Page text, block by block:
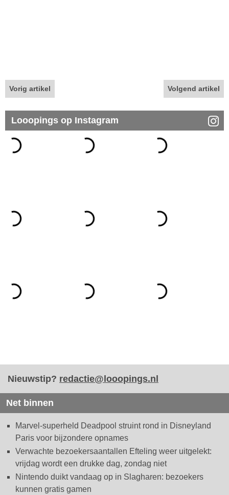
Vorig artikel Volgend artikel
Looopings op Instagram
Nieuwstip? redactie@looopings.nl
Net binnen
Marvel-superheld Deadpool struint rond in Disneyland
Paris voor bijzondere opnames
Verwachte bezoekersaantallen Efteling weer uitgelekt:
vrijdag wordt een drukke dag, zondag niet
Nintendo duikt vandaag op in Slagharen: bezoekers
kunnen gratis gamen